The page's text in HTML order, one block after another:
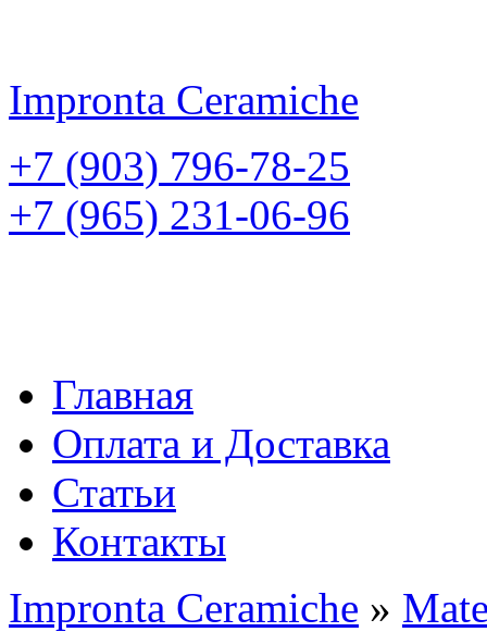
Impronta Ceramiche
+7 (903) 796-78-25
+7 (965) 231-06-96
Главная
Оплата и Доставка
Статьи
Контакты
Impronta Ceramiche »